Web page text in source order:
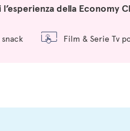
della Economy
Film & Serie Tv